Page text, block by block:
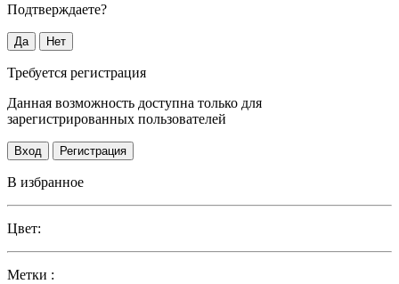
Подтверждаете?
Да Нет
Требуется регистрация
Данная возможность доступна только для
зарегистрированных пользователей
Вход Регистрация
В избранное
Цвет:
Метки :